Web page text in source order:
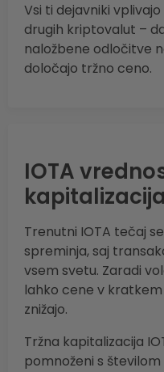
Vsi ti dejavniki
drugih kriptovalut –
naložbene odločitve
določajo tržno ceno.
IOTA
Trenutni IOTA tečaj
spreminja, saj
vsem svetu. Zaradi
lahko cene v
znižajo.
Tržna kapitalizacija
pomnoženi s